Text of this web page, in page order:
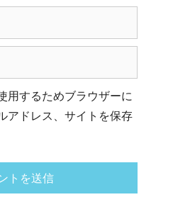
用するためブラウザーに
アドレス、サイトを保存